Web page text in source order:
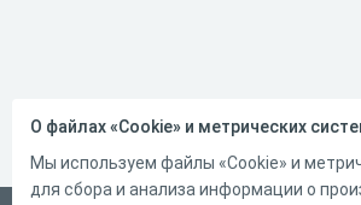
О файлах «Cookie» и метрических
Мы используем файлы «Cookie» и
для сбора и анализа информации о